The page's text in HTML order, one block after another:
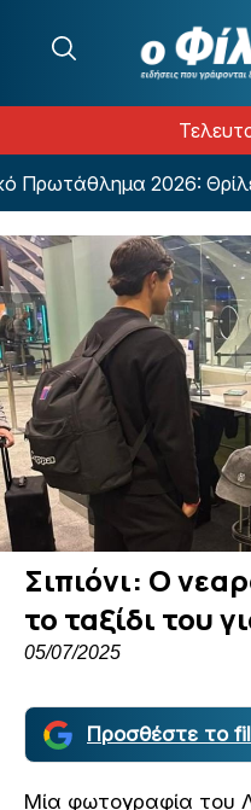
2026: Θρίλερ
Σιπιόνι: Ο
το ταξίδι του
05/07/2025
Προσθέστε το
Μία φωτογραφία του